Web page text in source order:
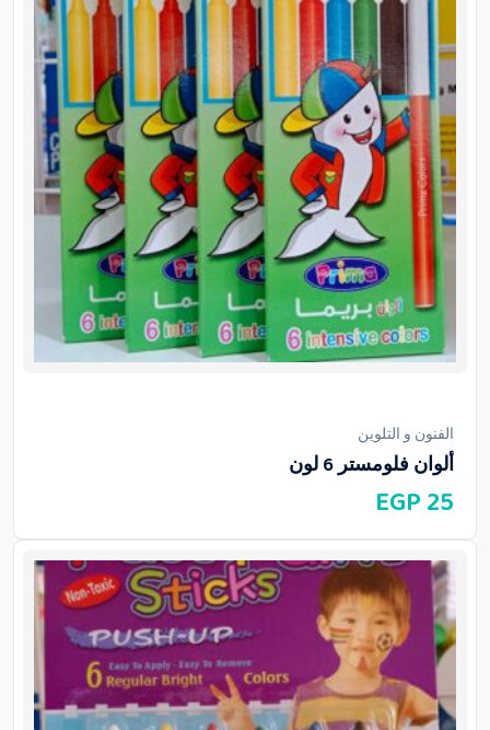
الفنون و التلوين
ألوان فلومستر 6 لون
25
EGP